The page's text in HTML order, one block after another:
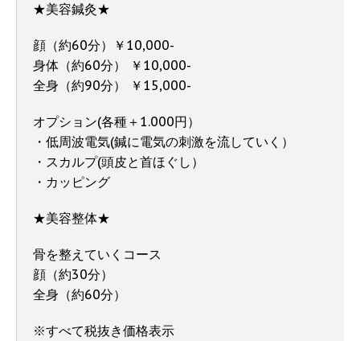
★美容鍼灸★
顔（約60分）￥10,000-
身体（約60分） ￥10,000-
全身（約90分）​ ￥15,000-
オプション(各種＋1.000円）
・低周波電気(鍼に電気の刺激を流していく）
・スカルプ(頭皮と首ほぐし）
・カッピング
★美容整体★
骨を整えていくコース
顔（約30分）
全身（約60分）
​※すべて税抜き価格表示